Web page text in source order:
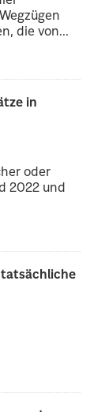
die von...
in
oder
2022 und